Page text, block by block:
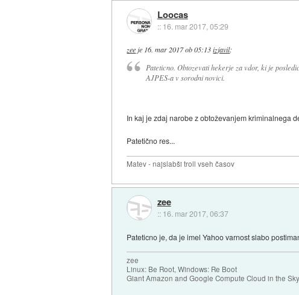
Loocas
:: 16. mar 2017, 05:29
zee je 16. mar 2017 ob 05:13 izjavil:
Pateticno. Obtozevati hekerje za vdor, ki je
AJPES-a v sorodni novici.
In kaj je zdaj narobe z obtoževanjem kriminalnega
Patetično res...
Matev - najslabši troll vseh časov
zee
:: 16. mar 2017, 06:37
Pateticno je, da je imel Yahoo varnost slabo
zee
Linux: Be Root, Windows: Re Boot
Giant Amazon and Google Compute Cloud in the